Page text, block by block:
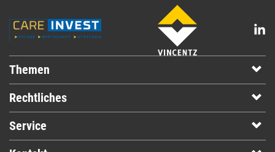
Themen
Rechtliches
Service